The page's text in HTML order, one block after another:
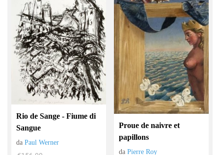
Rio de Sange - Fiume di
Sangue
daPaul Werner
Proue de naivre et
papillons
daPierre Roy